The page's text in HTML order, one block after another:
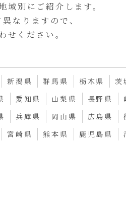
域別にご紹介します。
なりますので、
せください。
新潟県 群馬県 栃木県
茨
愛知県 山梨県 長野県
兵庫県 岡山県 広島県
宮崎県 熊本県 鹿児島県